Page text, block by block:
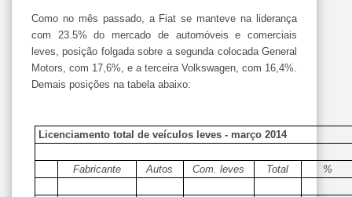
Como no mês passado, a Fiat se manteve na liderança
com 23.5% do mercado de automóveis e comerciais
leves, posição folgada sobre a segunda colocada General
Motors, com 17,6%, e a terceira Volkswagen, com 16,4%.
Demais posições na tabela abaixo:
Licenciamento total de veículos leves - março 2014
Fabricante Autos Com. leves Total %